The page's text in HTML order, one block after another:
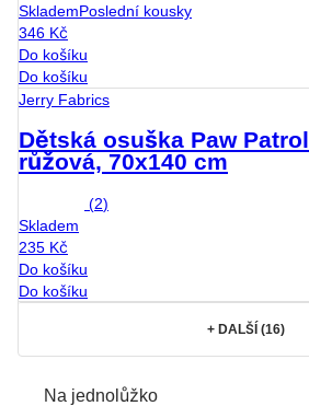
SklademPoslední kousky
346 Kč
Do košíku
Do košíku
Jerry Fabrics
Dětská osuška Paw Patrol
růžová, 70x140 cm
(2)
Skladem
235 Kč
Do košíku
Do košíku
+ DALŠÍ (16)
Na jednolůžko